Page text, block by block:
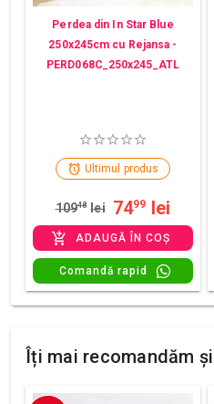
Perdea din In Star Blue
250x245cm cu Rejansa -
PERD068C_250x245_ATL
Ultimul produs
10948 lei 7499 lei
ADAUGĂ ÎN COȘ
Comandă rapid
Îți mai recomandăm și